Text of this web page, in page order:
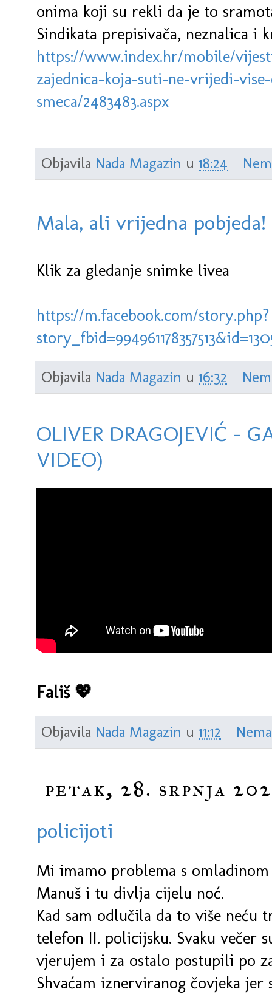
onima koji su rekli da je to
Sindikata prepisivača, neznalica i
https://www.index.hr/mobile/
zajednica-koja-suti-ne-vrijedi-
smeca/2483483.aspx
Objavila Nada Magazin u 18:24
Mala, ali vrijedna
Klik za gledanje snimke livea
https://m.facebook.com/story.php?
Objavila Nada Magazin u 16:32
OLIVER DRAGOJEVIĆ -
VIDEO)
Fališ 💖
Objavila Nada Magazin u 11:12
petak, 28. srpnja
policijoti
Mi imamo problema s
Manuš i tu divlja cijelu noć.
Kad sam odlučila da to više neću
telefon II. policijsku. Svaku večer
vjerujem i za ostalo postupili po
Shvaćam iznerviranog čovjeka